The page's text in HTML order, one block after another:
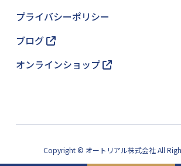
プライバシーポリシー
ブログ
オンラインショップ
Copyright © オートリアル株式会社 All